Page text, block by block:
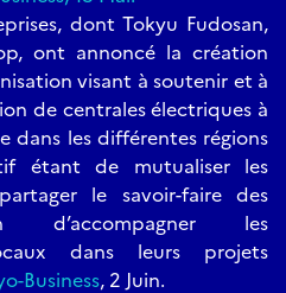
dont Tokyu Fudosan,
ont annoncé la création
visant à soutenir et à
de centrales électriques à
dans les différentes régions
étant de mutualiser les
le savoir-faire des
d’accompagner les
dans leurs projets
Business, 2 Juin.